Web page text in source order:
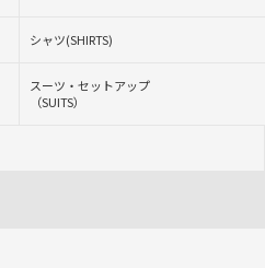
シャツ(SHIRTS)
スーツ・セットアップ
（SUITS）